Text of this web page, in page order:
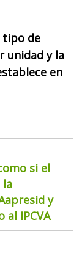
tipo de
unidad y la
en
si el
la
y
IPCVA